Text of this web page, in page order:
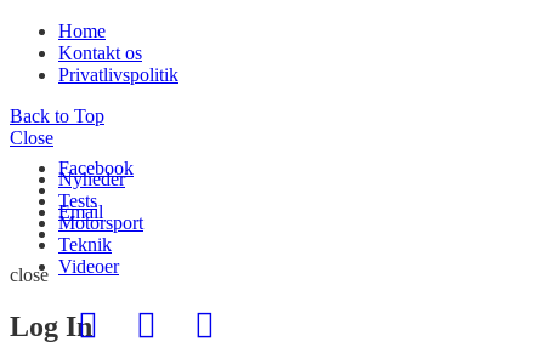
Home
Kontakt os
Privatlivspolitik
Back to Top
Close
Nyheder
Tests
Motorsport
Teknik
Videoer
Facebook
Email
close
Log In